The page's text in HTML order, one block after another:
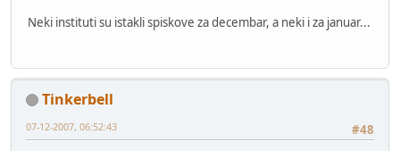
Neki instituti su istakli spiskove za decembar, a neki i za januar...
Tinkerbell
#48
07-12-2007, 06:52:43